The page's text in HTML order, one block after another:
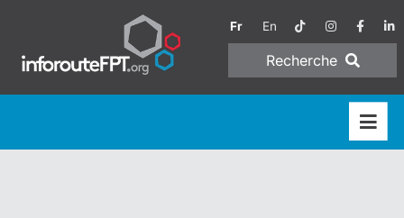
Fr En
Recherche